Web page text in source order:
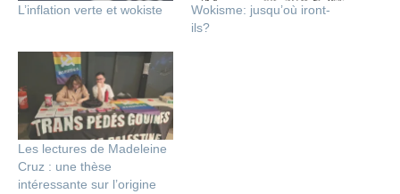
L’inflation verte et wokiste
Wokisme: jusqu’où iront-
ils?
Les lectures de Madeleine
Cruz : une thèse
intéressante sur l’origine